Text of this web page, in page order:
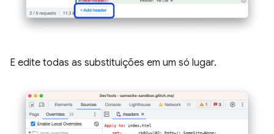
E edite todas as substituições em um só lugar.